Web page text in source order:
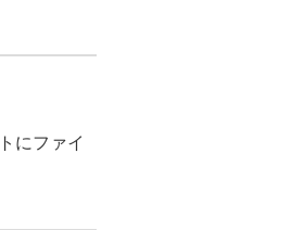
にファイ